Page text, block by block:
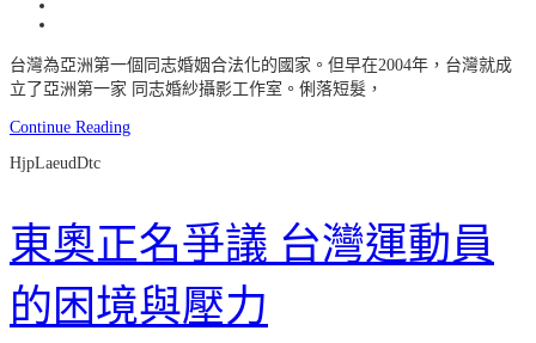
台灣為亞洲第一個同志婚姻合法化的國家。但早在2004年，台灣就成
立了亞洲第一家 同志婚紗攝影工作室。俐落短髮，
Continue Reading
HjpLaeudDtc
東奧正名爭議 台灣運動員
的困境與壓力